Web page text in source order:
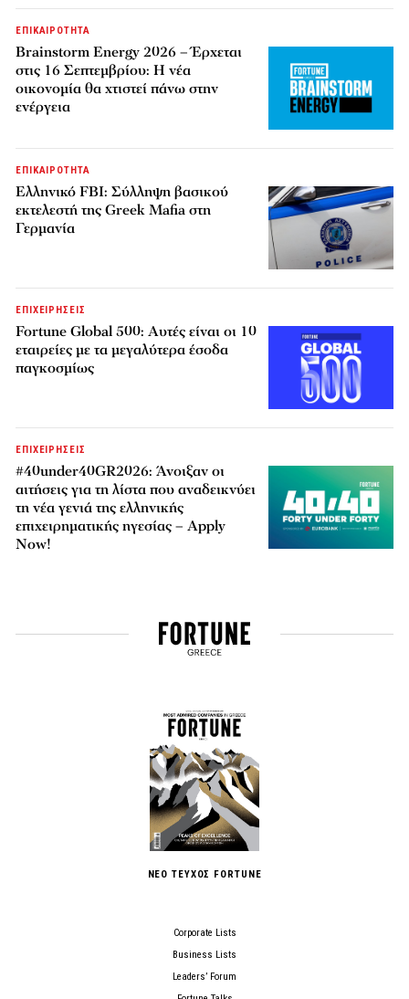
ΕΠΙΚΑΙΡΟΤΗΤΑ
Brainstorm Energy 2026 – Έρχεται
στις 16 Σεπτεμβρίου: Η νέα
οικονομία θα χτιστεί πάνω στην
ενέργεια
ΕΠΙΚΑΙΡΟΤΗΤΑ
Ελληνικό FBI: Σύλληψη βασικού
εκτελεστή της Greek Mafia στη
Γερμανία
ΕΠΙΧΕΙΡΗΣΕΙΣ
Fortune Global 500: Αυτές είναι οι 10
εταιρείες με τα μεγαλύτερα έσοδα
παγκοσμίως
ΕΠΙΧΕΙΡΗΣΕΙΣ
#40under40GR2026: Άνοιξαν οι
αιτήσεις για τη λίστα που αναδεικνύει
τη νέα γενιά της ελληνικής
επιχειρηματικής ηγεσίας – Apply
Now!
ΝΕΟ ΤΕΥΧΟΣ FORTUNE
Corporate Lists
Business Lists
Leaders’ Forum